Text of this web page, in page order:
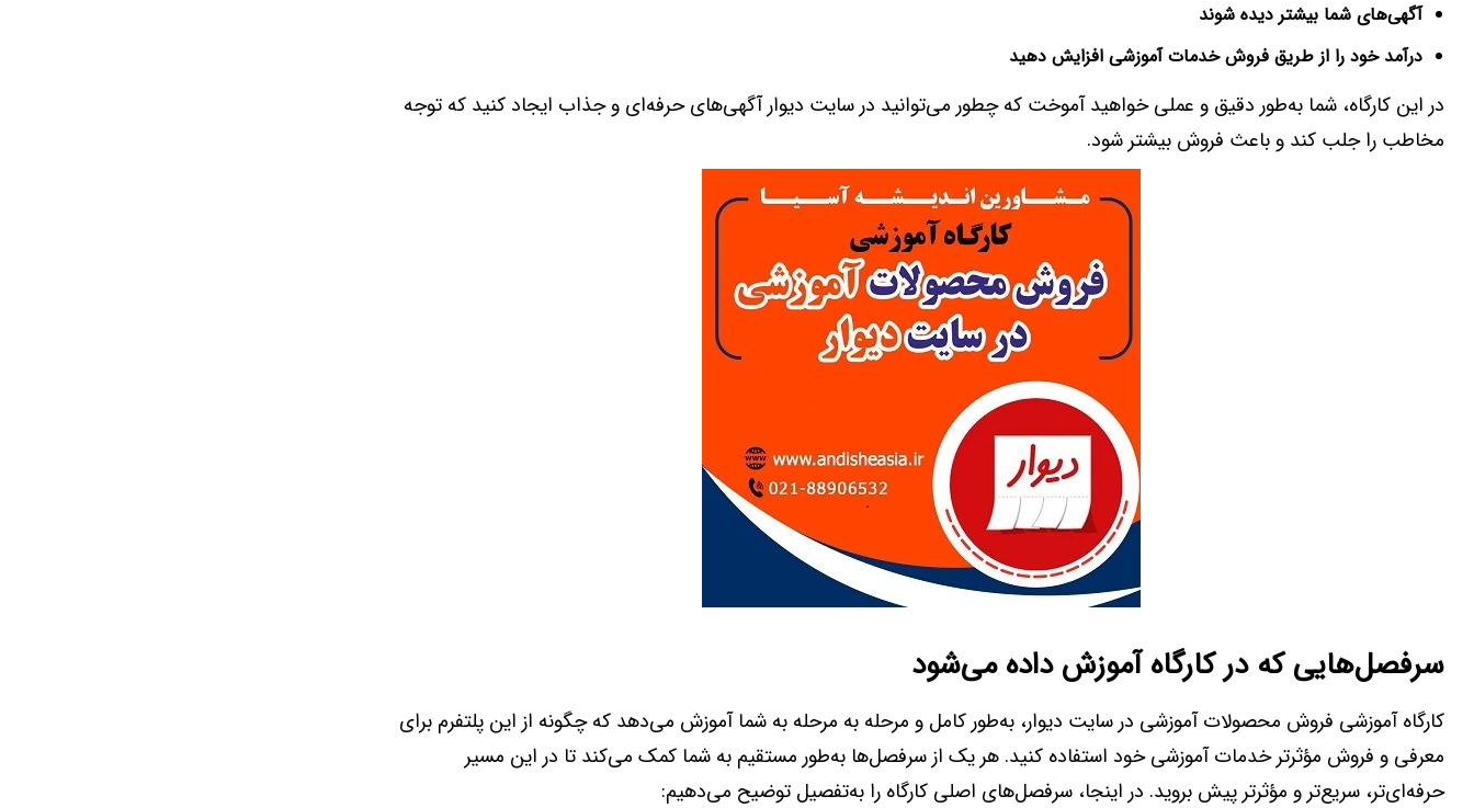
آگهی‌های شما بیشتر دیده شوند
درآمد خود را از طریق فروش خدمات آموزشی افزایش دهید
در این کارگاه، شما به‌طور دقیق و عملی خواهید آموخت که چطور می‌توانید در سایت دیوار آگهی‌های حرفه‌ای و جذاب ایجاد کنید که توجه
مخاطب را جلب کند و باعث فروش بیشتر شود.
سرفصل‌هایی که در کارگاه آموزش داده می‌شود
کارگاه آموزشی فروش محصولات آموزشی در سایت دیوار، به‌طور کامل و مرحله به مرحله به شما آموزش می‌دهد که چگونه از این پلتفرم برای
معرفی و فروش مؤثرتر خدمات آموزشی خود استفاده کنید. هر یک از سرفصل‌ها به‌طور مستقیم به شما کمک می‌کند تا در این مسیر
حرفه‌ای‌تر، سریع‌تر و مؤثرتر پیش بروید. در اینجا، سرفصل‌های اصلی کارگاه را به‌تفصیل توضیح می‌دهیم: